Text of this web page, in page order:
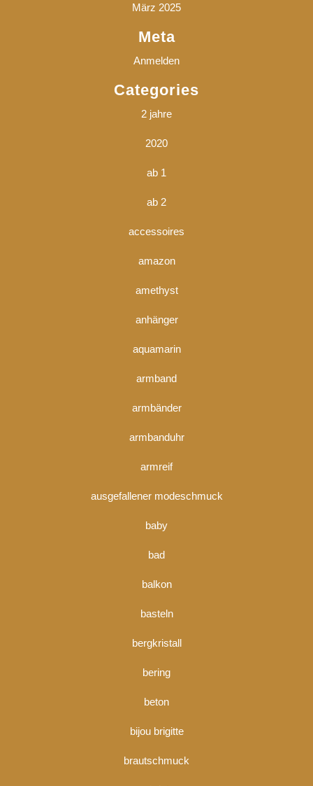
März 2025
Meta
Anmelden
Categories
2 jahre
2020
ab 1
ab 2
accessoires
amazon
amethyst
anhänger
aquamarin
armband
armbänder
armbanduhr
armreif
ausgefallener modeschmuck
baby
bad
balkon
basteln
bergkristall
bering
beton
bijou brigitte
brautschmuck